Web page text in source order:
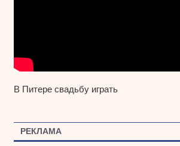
В Питере свадьбу играть
РЕКЛАМА